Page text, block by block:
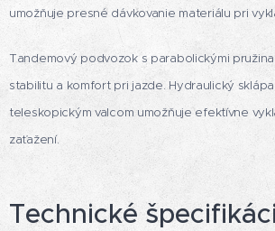
umožňuje presné dávkovanie materiálu pri
Tandemový podvozok s parabolickými
stabilitu a komfort pri jazde. Hydraulický
teleskopickým valcom umožňuje efektívne
zaťažení.
Technické